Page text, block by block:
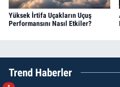
Yüksek İrtifa Uçakların Uçuş
Performansını Nasıl Etkiler?
Trend Haberler